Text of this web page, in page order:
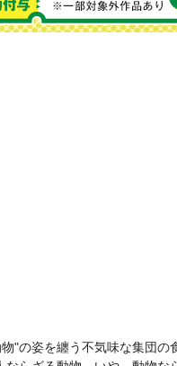
"の姿を纏う不気味な集団の